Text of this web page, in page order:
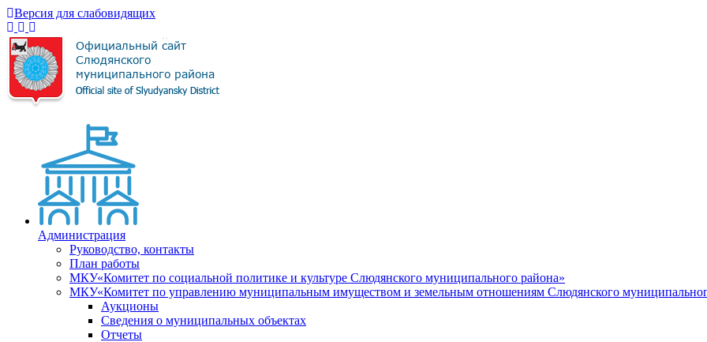
Версия для слабовидящих
Администрация
Руководство, контакты
План работы
МКУ«Комитет по социальной политике и культуре Слюдянского муниципального района»
МКУ«Комитет по управлению муниципальным имуществом и земельным отношениям Слюдянского
Аукционы
Сведения о муниципальных объектах
Отчеты